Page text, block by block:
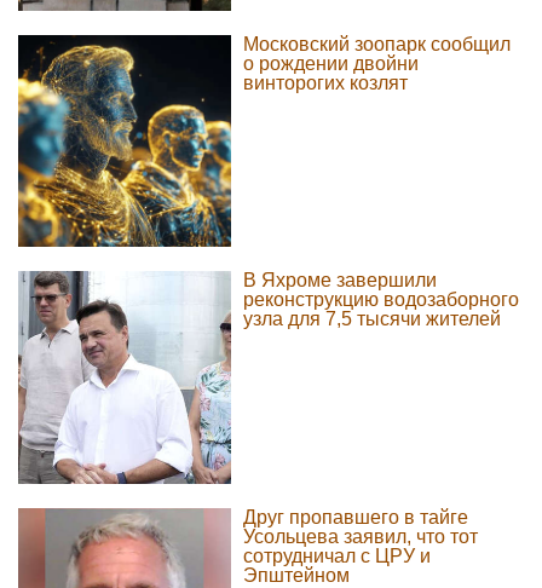
Московский зоопарк сообщил
о рождении двойни
винторогих козлят
В Яхроме завершили
реконструкцию водозаборного
узла для 7,5 тысячи жителей
Друг пропавшего в тайге
Усольцева заявил, что тот
сотрудничал с ЦРУ и
Эпштейном